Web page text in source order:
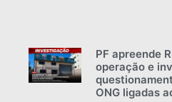
PF apreende
operação e
ONG ligadas